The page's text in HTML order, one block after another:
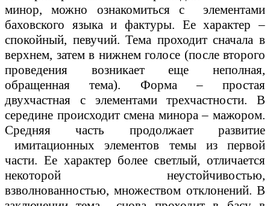
минор, можно ознакомиться с элементами
баховского языка и фактуры. Ее характер –
спокойный, певучий. Тема проходит сначала в
верхнем, затем в нижнем голосе (после второго
проведения возникает еще неполная,
обращенная тема). Форма – простая
двухчастная с элементами трехчастности. В
середине происходит смена минора – мажором.
Средняя часть продолжает развитие
имитационных элементов темы из первой
части. Ее характер более светлый, отличается
некоторой неустойчивостью,
взволнованностью, множеством отклонений. В